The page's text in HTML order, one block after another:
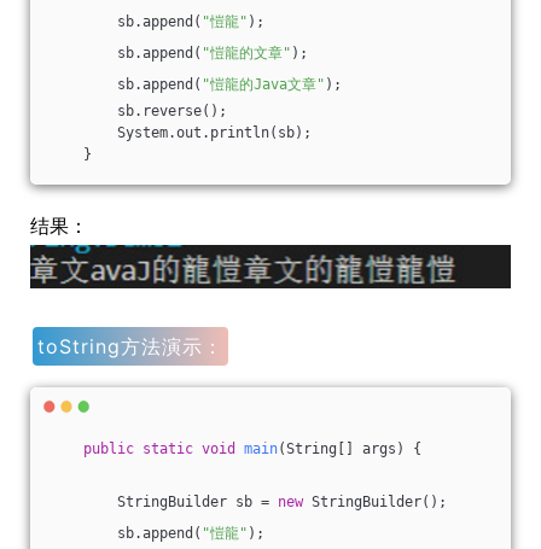
sb.append( "愷龍" );
sb.append( "愷龍的文章" );
sb.append( "愷龍的Java文章" );
sb.reverse();
System.out.println(sb);
}
结果：
toString方法演示：
public static void main(String[] args) {
StringBuilder sb = new StringBuilder();
sb.append( "愷龍" );